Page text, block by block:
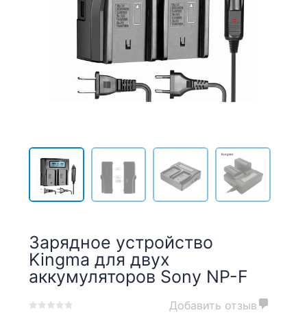
Зарядное устройство
Kingma для двух
аккумуляторов Sony NP-F
Добавить отзыв